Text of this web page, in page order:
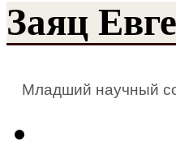
Заяц
Младший научный